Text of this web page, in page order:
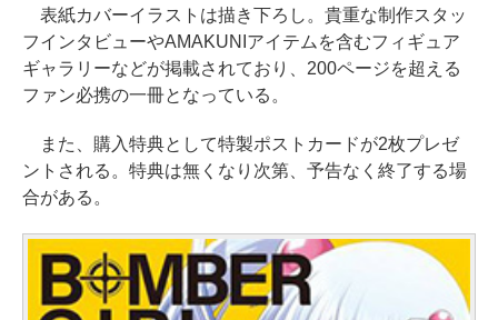
表紙カバーイラストは描き下ろし。貴重な制作スタッ
フインタビューやAMAKUNIアイテムを含むフィギュア
ギャラリーなどが掲載されており、200ページを超える
ファン必携の一冊となっている。
また、購入特典として特製ポストカードが2枚プレゼ
ントされる。特典は無くなり次第、予告なく終了する場
合がある。